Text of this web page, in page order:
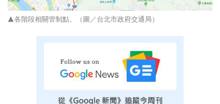
▲各階段相關管制點。（圖／台北市政府交通局）